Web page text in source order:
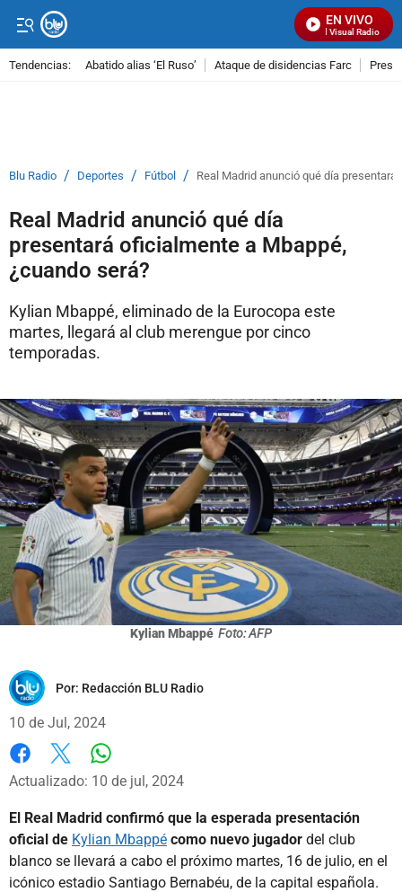
EN VIVO
Señal Visual Radio
Tendencias: Abatido alias ‘El Ruso’ Ataque de disidencias Farc
Blu Radio / Deportes / Fútbol / Real Madrid anunció qué día
Real Madrid anunció qué día
presentará oficialmente a Mbappé,
¿cuando será?
Kylian Mbappé, eliminado de la Eurocopa este
martes, llegará al club merengue por cinco
temporadas.
Kylian Mbappé Foto: AFP
Por: Redacción BLU Radio
10 de Jul, 2024
Facebook
X
Actualizado: 10 de jul, 2024
El Real Madrid confirmó que la esperada presentación
oficial de Kylian Mbappé como nuevo jugador del club
blanco se llevará a cabo el próximo martes, 16 de julio, en el
icónico estadio Santiago Bernabéu, de la capital española.